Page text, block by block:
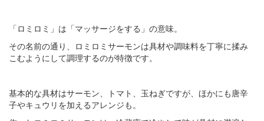
「ロミロミ」は「マッサージをする」の意味。
その名前の通り、ロミロミサーモンは具材や調味料を丁寧に揉み
こむようにして調理するのが特徴です。
基本的な具材はサーモン、トマト、玉ねぎですが、ほかにも唐辛
子やキュウリを加えるアレンジも。